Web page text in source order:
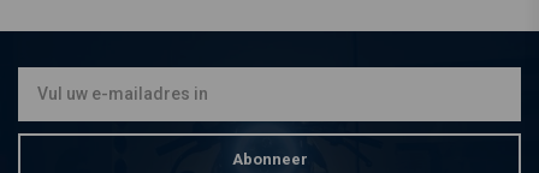
"Competition Series"
Abonneer